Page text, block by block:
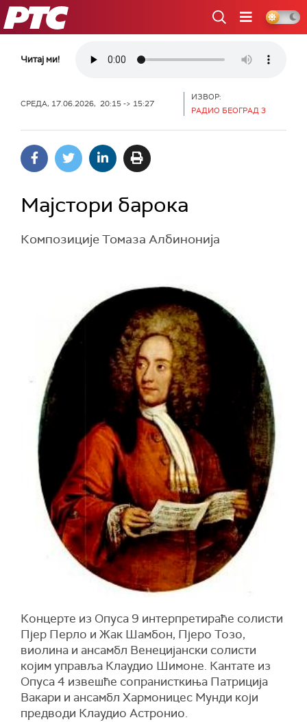
РТС
Читај ми!
СРЕДА, 17.06.2026, 20:15 -> 15:27
ИЗВОР:
РАДИО БЕОГРАД 3
Мајстори барока
Композиције Томаза Албинонија
Концерте из Опуса 9 интерпретираће солисти
Пјер Перло и Жак Шамбон, Пјеро Тозо,
виолина и ансамбл Венецијански солисти
којим управља Клаудио Шимоне. Кантате из
Опуса 4 извешће сопранисткиња Патриција
Вакари и ансамбл Хармоницес Мунди који
предводи Клаудио Астронио.